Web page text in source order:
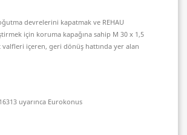
devrelerini kapatmak ve REHAU
için koruma kapağına sahip M 30 x 1,5
içeren, geri dönüş hattında yer alan
uyarınca Eurokonus